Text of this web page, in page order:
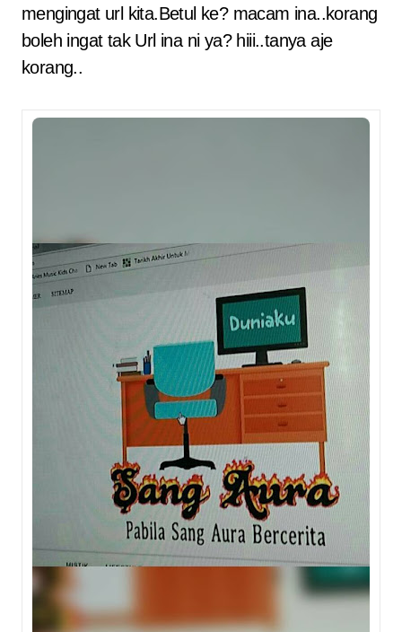
mengingat url kita.Betul ke? macam ina..korang
boleh ingat tak Url ina ni ya? hiii..tanya aje
korang..